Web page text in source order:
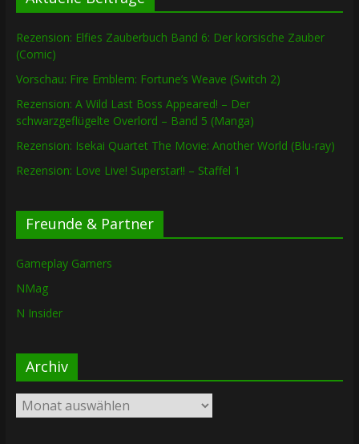
Rezension: Elfies Zauberbuch Band 6: Der korsische Zauber
(Comic)
Vorschau: Fire Emblem: Fortune’s Weave (Switch 2)
Rezension: A Wild Last Boss Appeared! – Der
schwarzgeflügelte Overlord – Band 5 (Manga)
Rezension: Isekai Quartet The Movie: Another World (Blu-ray)
Rezension: Love Live! Superstar!! – Staffel 1
Freunde & Partner
Gameplay Gamers
NMag
N Insider
Archiv
Archiv